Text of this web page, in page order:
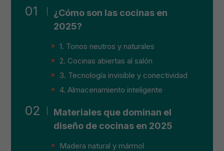
¿Cómo son las cocinas en
2025?
1. Tonos neutros y naturales
2. Cocinas abiertas al salón
3. Tecnología invisible y conectividad
4. Almacenamiento inteligente
Materiales que dominan el
diseño de cocinas en 2025
Madera natural y mármol